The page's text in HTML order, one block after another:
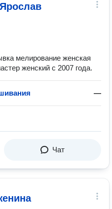
мелирование женская
женский с 2007 года.
—
Чат